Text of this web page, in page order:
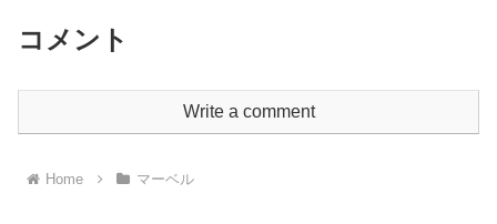
コメント
Write a comment
Home マーベル